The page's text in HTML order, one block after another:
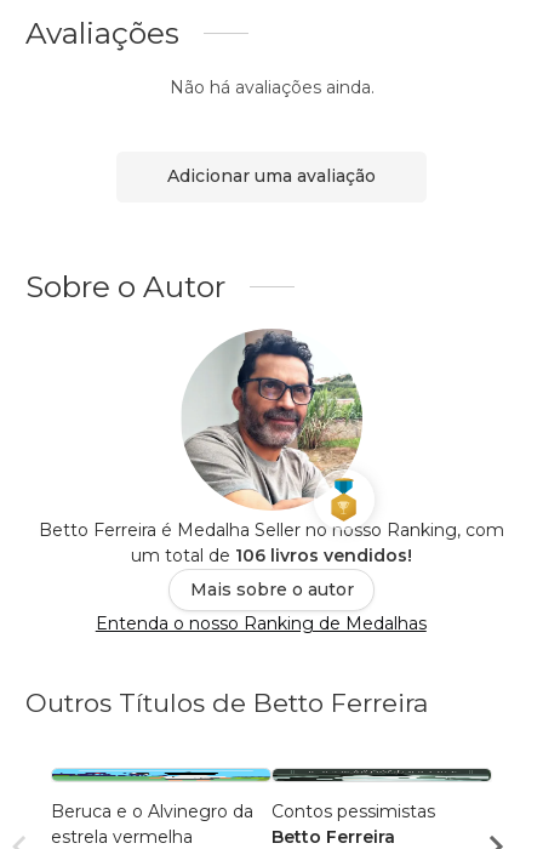
Avaliações
Não há avaliações ainda.
Adicionar uma avaliação
Sobre o Autor
Betto Ferreira é Medalha Seller no nosso Ranking, com
um total de 106 livros vendidos!
Mais sobre o autor
Entenda o nosso Ranking de Medalhas
Outros Títulos de Betto Ferreira
Beruca e o Alvinegro da
estrela vermelha
Contos pessimistas
Betto Ferreira